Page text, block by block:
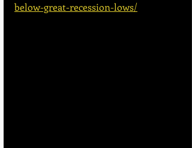
below-great-recession-lows/